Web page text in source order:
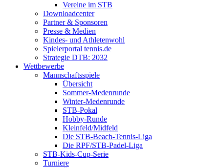
Vereine im STB
Downloadcenter
Partner & Sponsoren
Presse & Medien
Kindes- und Athletenwohl
Spielerportal tennis.de
Strategie DTB: 2032
Wettbewerbe
Mannschaftsspiele
Übersicht
Sommer-Medenrunde
Winter-Medenrunde
STB-Pokal
Hobby-Runde
Kleinfeld/Midfeld
Die STB-Beach-Tennis-Liga
Die RPF/STB-Padel-Liga
STB-Kids-Cup-Serie
Turniere